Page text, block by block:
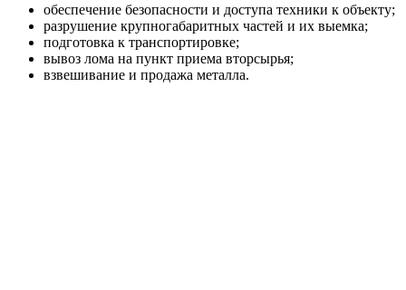
обеспечение безопасности и доступа техники к объекту;
разрушение крупногабаритных частей и их выемка;
подготовка к транспортировке;
вывоз лома на пункт приема вторсырья;
взвешивание и продажа металла.